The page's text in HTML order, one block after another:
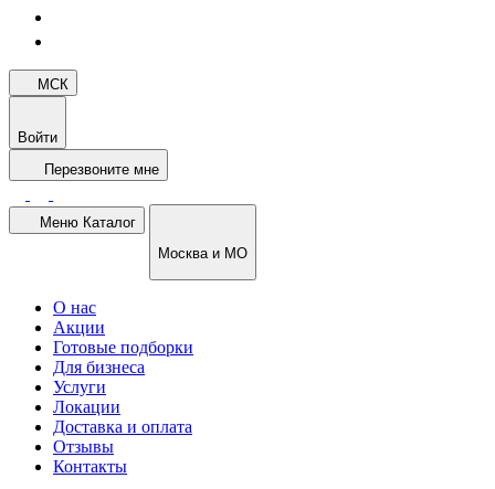
МСК
Войти
Перезвоните мне
Меню Каталог
Москва и МО
О нас
Акции
Готовые подборки
Для бизнеса
Услуги
Локации
Доставка и оплата
Отзывы
Контакты